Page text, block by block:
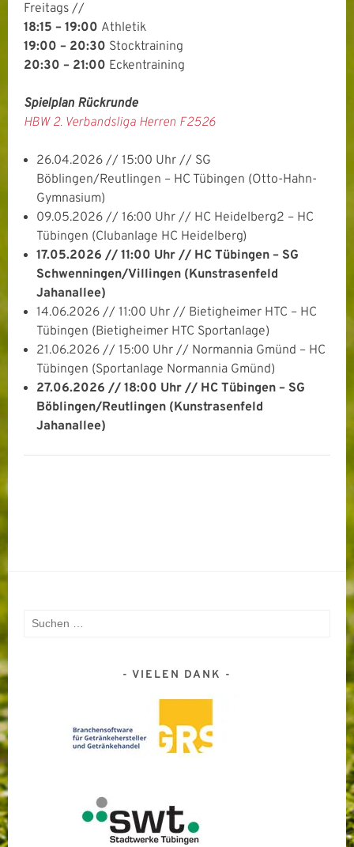
Freitags //
18:15 – 19:00 Athletik
19:00 – 20:30 Stocktraining
20:30 – 21:00 Eckentraining
Spielplan Rückrunde
HBW 2. Verbandsliga Herren F2526
26.04.2026 // 15:00 Uhr // SG
Böblingen/Reutlingen – HC Tübingen (Otto-Hahn-
Gymnasium)
09.05.2026 // 16:00 Uhr // HC Heidelberg2 – HC
Tübingen (Clubanlage HC Heidelberg)
17.05.2026 // 11:00 Uhr // HC Tübingen – SG
Schwenningen/Villingen (Kunstrasenfeld
Jahanallee)
14.06.2026 // 11:00 Uhr // Bietigheimer HTC – HC
Tübingen (Bietigheimer HTC Sportanlage)
21.06.2026 // 15:00 Uhr // Normannia Gmünd – HC
Tübingen (Sportanlage Normannia Gmünd)
27.06.2026 // 18:00 Uhr // HC Tübingen – SG
Böblingen/Reutlingen (Kunstrasenfeld
Jahanallee)
Suchen
VIELEN DANK